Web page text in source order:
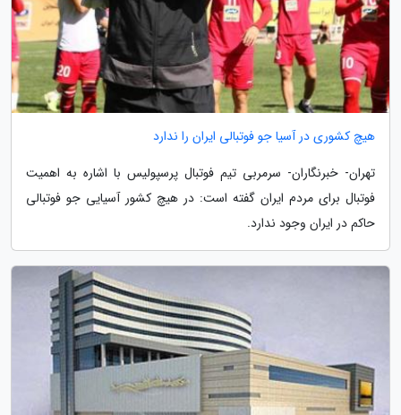
هیچ کشوری در آسیا جو فوتبالی ایران را ندارد
تهران- خبرنگاران- سرمربی تیم فوتبال پرسپولیس با اشاره به اهمیت
فوتبال برای مردم ایران گفته است: در هیچ کشور آسیایی جو فوتبالی
حاکم در ایران وجود ندارد.